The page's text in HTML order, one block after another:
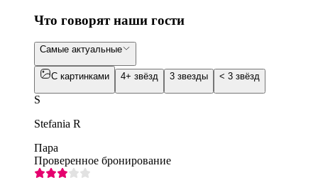
Что говорят наши гости
Самые актуальные
С картинками 4+ звёзд 3 звезды < 3 звёзд
S
Stefania R
Пара
Проверенное бронирование